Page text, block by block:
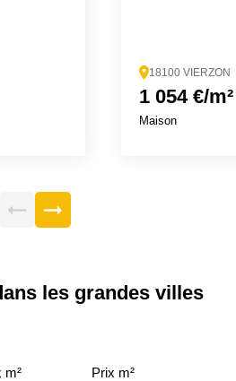
18100 VIERZON
1 054 €/m²
Maison
les grandes villes
m²
Prix m²